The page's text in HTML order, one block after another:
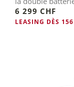
6 299 CHF
LEASING DÈS